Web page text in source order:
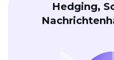
Hedging,